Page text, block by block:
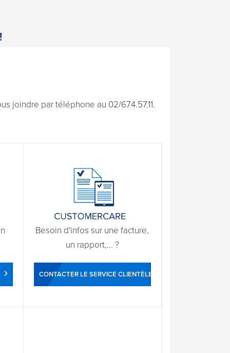
joindre par téléphone au 02/674.57.11.
Besoin d'infos sur une facture,
un rapport,... ?
CONTACTER LE SERVICE CLIENTÈLE